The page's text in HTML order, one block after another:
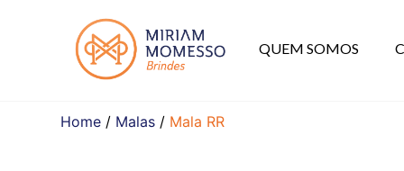
QUEM SOMOS
Home / Malas / Mala RR